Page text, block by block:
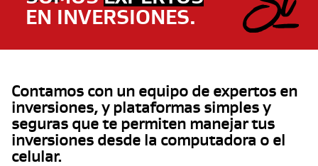
E N NV E RS O N ES.
Contamos con un equipo de expertos en
inversiones, y plataformas simples y
seguras que te permiten manejar tus
inversiones desde la computadora o el
celular.